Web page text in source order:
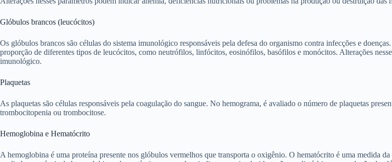
Glóbulos brancos (leucócitos)
Os glóbulos brancos são células do sistema imunológico responsáveis pela defesa do organismo contra infecções e
proporção de diferentes tipos de leucócitos, como neutrófilos, linfócitos, eosinófilos, basófilos e monócitos. Alterações
imunológico.
Plaquetas
As plaquetas são células responsáveis pela coagulação do sangue. No hemograma, é avaliado o número de plaquetas
trombocitopenia ou trombocitose.
Hemoglobina e Hematócrito
A hemoglobina é uma proteína presente nos glóbulos vermelhos que transporta o oxigênio. O hematócrito é uma medida